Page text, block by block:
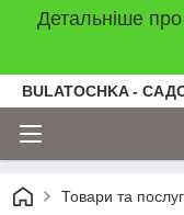
Детальніше
BULATOCHKA -
Товари та